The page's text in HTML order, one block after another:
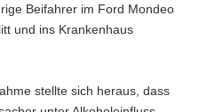
Beifahrer im Ford Mondeo
und ins Krankenhaus
stellte sich heraus, dass